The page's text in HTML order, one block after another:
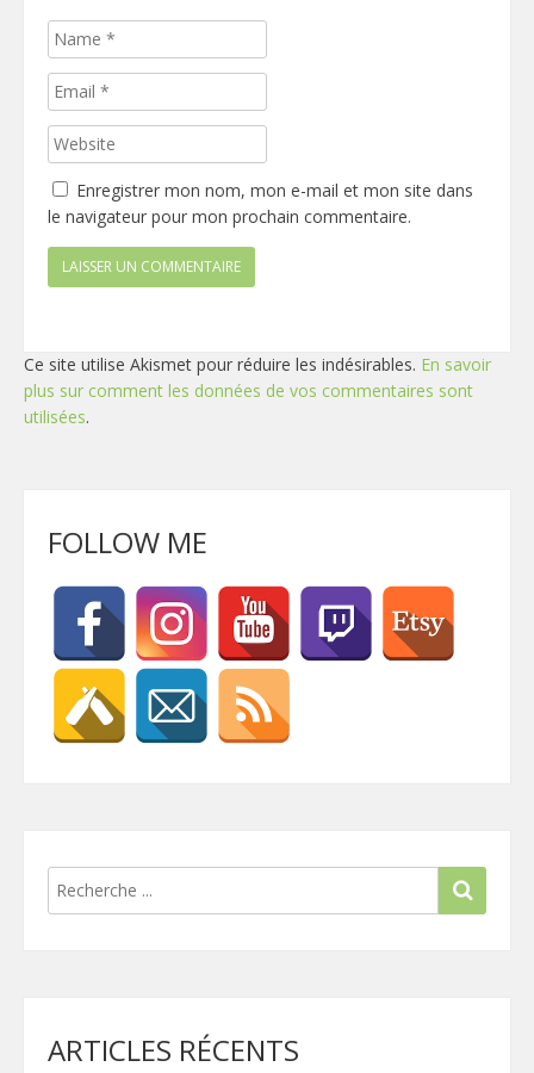
Enregistrer mon nom, mon e-mail et mon site dans
le navigateur pour mon prochain commentaire.
Ce site utilise Akismet pour réduire les indésirables. En savoir
plus sur comment les données de vos commentaires sont
utilisées.
FOLLOW ME
ARTICLES RÉCENTS